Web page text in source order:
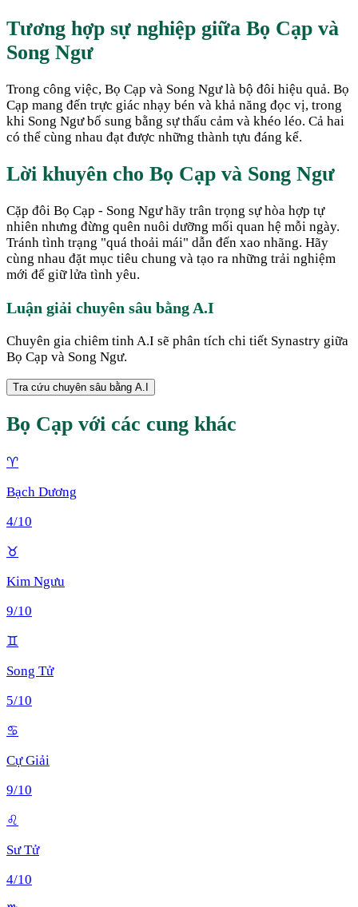
Tương hợp sự nghiệp giữa Bọ Cạp và
Song Ngư
Trong công việc, Bọ Cạp và Song Ngư là bộ đôi hiệu quả. Bọ
Cạp mang đến trực giác nhạy bén và khả năng đọc vị, trong
khi Song Ngư bổ sung bằng sự thấu cảm và khéo léo. Cả hai
có thể cùng nhau đạt được những thành tựu đáng kể.
Lời khuyên cho Bọ Cạp và Song Ngư
Cặp đôi Bọ Cạp - Song Ngư hãy trân trọng sự hòa hợp tự
nhiên nhưng đừng quên nuôi dưỡng mối quan hệ mỗi ngày.
Tránh tình trạng "quá thoải mái" dẫn đến xao nhãng. Hãy
cùng nhau đặt mục tiêu chung và tạo ra những trải nghiệm
mới để giữ lửa tình yêu.
Luận giải chuyên sâu bằng A.I
Chuyên gia chiêm tinh A.I sẽ phân tích chi tiết Synastry giữa
Bọ Cạp và Song Ngư.
Tra cứu chuyên sâu bằng A.I
Bọ Cạp với các cung khác
♈
Bạch Dương
4/10
♉
Kim Ngưu
9/10
♊
Song Tử
5/10
♋
Cự Giải
9/10
♌
Sư Tử
4/10